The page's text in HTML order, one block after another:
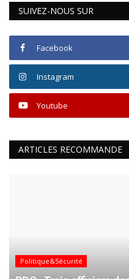
SUIVEZ-NOUS SUR
Facebook
Instagram
Youtube
ARTICLES RECOMMANDE
Politique&Sécurité